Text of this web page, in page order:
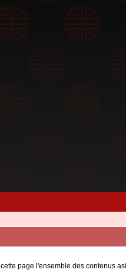
cette page l'ensemble des contenus